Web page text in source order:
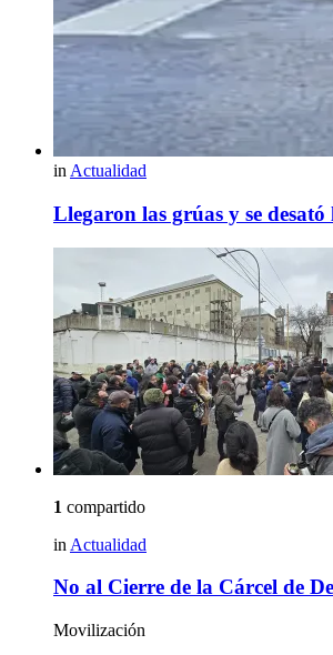
in Actualidad
Llegaron las grúas y se desató
1 compartido
in Actualidad
No al Cierre de la Cárcel de
Movilización